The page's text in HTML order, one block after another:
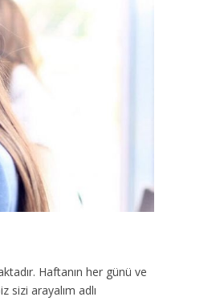
Haftanın her günü ve
sizi arayalım adlı